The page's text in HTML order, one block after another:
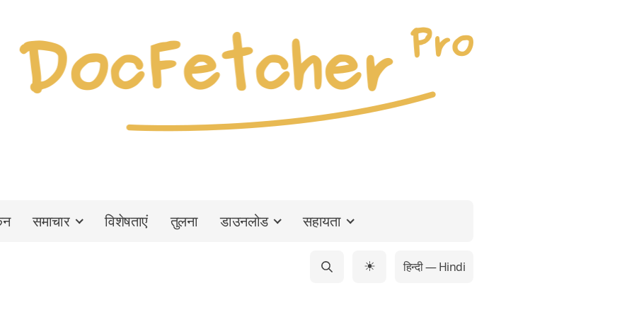
समाचार विशेषताएं तुलना डाउनलोड सहायता
☀ हिन्दी — Hindi